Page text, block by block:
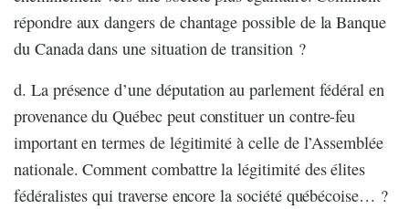
répondre aux dangers de chantage possible de la Banque
du Canada dans une situation de transition ?
d. La présence d’une députation au parlement fédéral en
provenance du Québec peut constituer un contre-feu
important en termes de légitimité à celle de l’Assemblée
nationale. Comment combattre la légitimité des élites
fédéralistes qui traverse encore la société québécoise… ?